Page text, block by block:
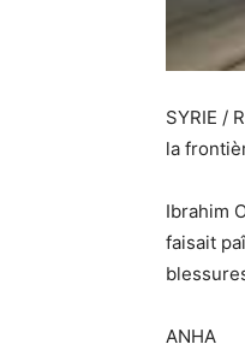
SYRIE /
la
Ibrahim
faisait
ANHA